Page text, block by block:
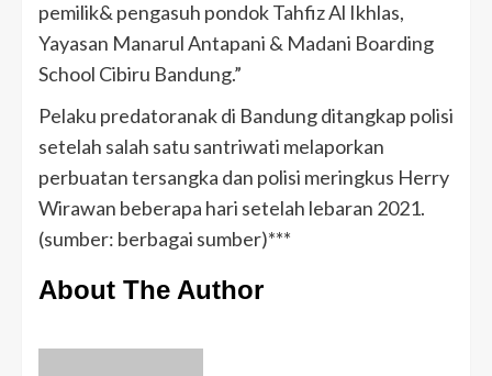
pemilik& pengasuh pondok Tahfiz Al Ikhlas,
Yayasan Manarul Antapani & Madani Boarding
School Cibiru Bandung.”
Pelaku predatoranak di Bandung ditangkap polisi
setelah salah satu santriwati melaporkan
perbuatan tersangka dan polisi meringkus Herry
Wirawan beberapa hari setelah lebaran 2021.
(sumber: berbagai sumber)***
About The Author